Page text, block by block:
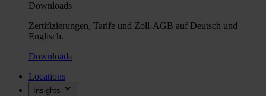
Downloads
Zertifizierungen, Tarife und Zoll-AGB auf Deutsch und
Englisch.
Downloads
Locations
Insights